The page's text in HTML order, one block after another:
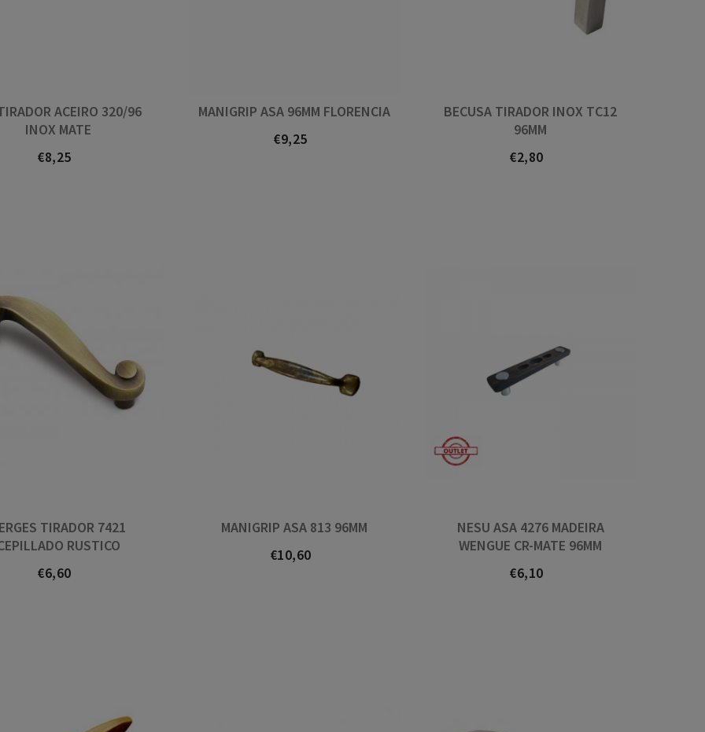
ACEIRO 320/96
INOX MATE
Prezo
€8,25
MANIGRIP ASA 96MM FLORENCIA
Prezo
€9,25
BECUSA TIRADOR INOX TC12
96MM
Prezo
€2,80
TIRADOR 7421
RUSTICO
Prezo
€6,60
MANIGRIP ASA 813 96MM
Prezo
€10,60
NESU ASA 4276 MADEIRA
WENGUE CR-MATE 96MM
Prezo
€6,10